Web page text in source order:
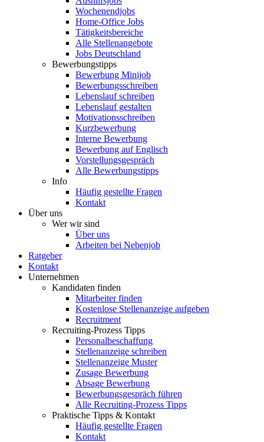
Wochenendjobs
Home-Office Jobs
Tätigkeitsbereiche
Alle Stellenangebote
Jobs Deutschland
Bewerbungstipps
Bewerbung Minijob
Bewerbungsschreiben
Lebenslauf schreiben
Lebenslauf gestalten
Motivationsschreiben
Kurzbewerbung
Interne Bewerbung
Bewerbung auf Englisch
Vorstellungsgespräch
Alle Bewerbungstipps
Info
Häufig gestellte Fragen
Kontakt
Über uns
Wer wir sind
Über uns
Arbeiten bei Nebenjob
Ratgeber
Kontakt
Unternehmen
Kandidaten finden
Mitarbeiter finden
Kostenlose Stellenanzeige aufgeben
Recruitment
Recruiting-Prozess Tipps
Personalbeschaffung
Stellenanzeige schreiben
Stellenanzeige Muster
Zusage Bewerbung
Absage Bewerbung
Bewerbungsgespräch führen
Alle Recruiting-Prozess Tipps
Praktische Tipps & Kontakt
Häufig gestellte Fragen
Kontakt